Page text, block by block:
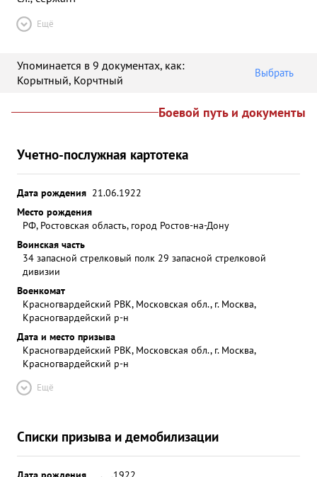
Ещё
Упоминается в 9 документах, как:
Корытный, Корчтный
Выбрать
Боевой путь и документы
Учетно-послужная картотека
Дата рождения 21.06.1922
Место рождения
РФ, Ростовская область, город Ростов-на-Дону
Воинская часть
34 запасной стрелковый полк 29 запасной стрелковой
дивизии
Военкомат
Красногвардейский РВК, Московская обл., г. Москва,
Красногвардейский р-н
Дата и место призыва
Красногвардейский РВК, Московская обл., г. Москва,
Красногвардейский р-н
Ещё
Списки призыва и демобилизации